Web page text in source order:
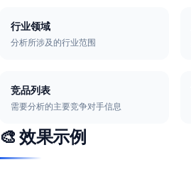
行业领域
分析所涉及的行业范围
竞品列表
需要分析的主要竞争对手信息
🎨 效果示例